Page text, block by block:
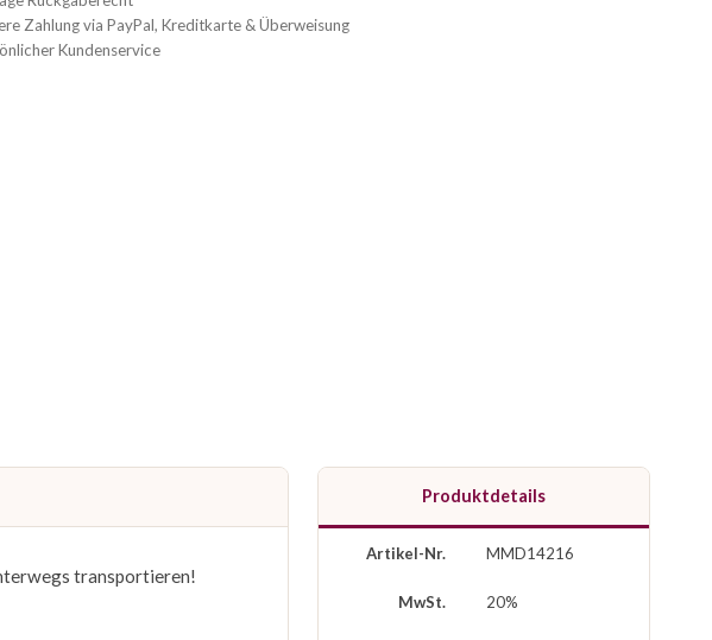
Zahlung via PayPal, Kreditkarte & Überweisung
Kundenservice
transportieren!
Produktdetails
Artikel-Nr. MMD14216
MwSt. 20%